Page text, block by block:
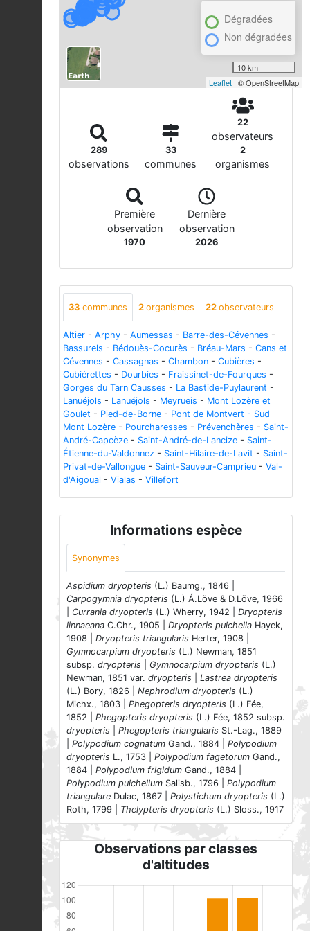
Dégradées
Non dégradées
10 km
Leaflet | © OpenStreetMap
289
observations
33
communes
22
observateurs
2
organismes
Première
observation
1970
Dernière
observation
2026
33 communes 2 organismes 22 observateurs
Altier - Arphy - Aumessas - Barre-des-Cévennes -
Bassurels - Bédouès-Cocurès - Bréau-Mars - Cans et
Cévennes - Cassagnas - Chambon - Cubières -
Cubiérettes - Dourbies - Fraissinet-de-Fourques -
Gorges du Tarn Causses - La Bastide-Puylaurent -
Lanuéjols - Lanuéjols - Meyrueis - Mont Lozère et
Goulet - Pied-de-Borne - Pont de Montvert - Sud
Mont Lozère - Pourcharesses - Prévenchères - Saint-
André-Capcèze - Saint-André-de-Lancize - Saint-
Étienne-du-Valdonnez - Saint-Hilaire-de-Lavit - Saint-
Privat-de-Vallongue - Saint-Sauveur-Camprieu - Val-
d'Aigoual - Vialas - Villefort
Informations espèce
Synonymes
Aspidium dryopteris (L.) Baumg., 1846 |
Carpogymnia dryopteris (L.) Á.Löve & D.Löve, 1966
Currania dryopteris (L.) Wherry, 1942 | Dryopteris
linnaeana C.Chr., 1905 | Dryopteris pulchella Hayek,
1908 | Dryopteris triangularis Herter, 1908 |
Gymnocarpium dryopteris (L.) Newman, 1851
subsp. dryopteris Gymnocarpium dryopteris (L.)
Newman, 1851 var. dryopteris
Lastrea dryopteris
(L.) Bory, 1826 | Nephrodium dryopteris (L.)
Michx., 1803 | Phegopteris dryopteris (L.) Fée,
1852 | Phegopteris dryopteris (L.) Fée, 1852 subsp.
dryopteris
Phegopteris triangularis St.-Lag., 1889
Polypodium cognatum Gand., 1884 | Polypodium
dryopteris L., 1753 | Polypodium fagetorum Gand.,
1884 | Polypodium frigidum Gand., 1884 |
Polypodium pulchellum Salisb., 1796 | Polypodium
triangulare Dulac, 1867 | Polystichum dryopteris (L.)
Roth, 1799 | Thelypteris dryopteris (L.) Sloss., 1917
Observations par classes
d'altitudes